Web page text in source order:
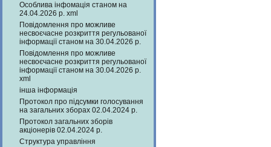
Особлива інфомація станом на
24.04.2026 р. xml
Повідомлення про можливе
несвоєчасне розкриття регульованої
інформації станом на 30.04.2026 р.
Повідомлення про можливе
несвоєчасне розкриття регульованої
інформації станом на 30.04.2026 р.
xml
інша інформація
Протокол про підсумки голосування
на загальних зборах 02.04.2024 р.
Протокол загальних зборів
акціонерів 02.04.2024 р.
Структура управління